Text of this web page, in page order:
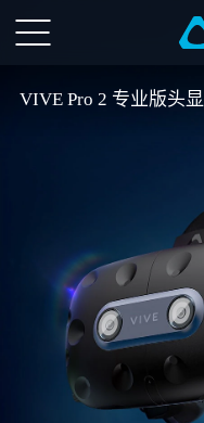
VIVE
VIVE Pro 2 专业版头显